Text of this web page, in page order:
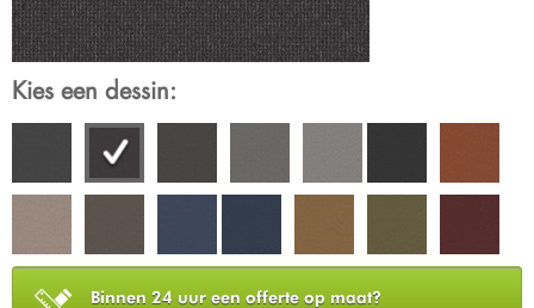
Kies een dessin:
Binnen 24 uur een offerte op maat?